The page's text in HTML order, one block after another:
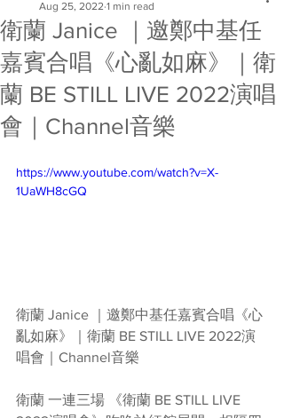
衛蘭 Janice ｜邀鄭中基任
嘉賓合唱《心亂如麻》｜衛
蘭 BE STILL LIVE 2022演唱
會｜Channel音樂
Aug 25, 2022 1 min read
https://www.youtube.com/watch?v=X-
1UaWH8cGQ
衛蘭 Janice ｜邀鄭中基任嘉賓合唱《心
亂如麻》｜衛蘭 BE STILL LIVE 2022演
唱會｜Channel音樂
衛蘭 一連三場 《衛蘭 BE STILL LIVE